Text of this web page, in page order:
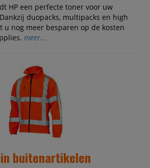
HP een perfecte toner voor uw
duopacks, multipacks en high
u nog meer besparen op de kosten
meer...
buitenartikelen